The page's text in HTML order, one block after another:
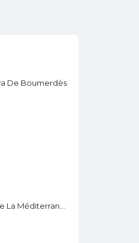
De Boumerdès